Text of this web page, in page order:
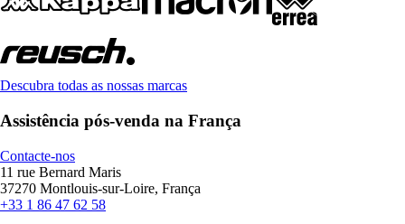
Descubra todas as nossas marcas
Assistência pós-venda na França
Contacte-nos
11 rue Bernard Maris
37270 Montlouis-sur-Loire, França
+33 1 86 47 62 58